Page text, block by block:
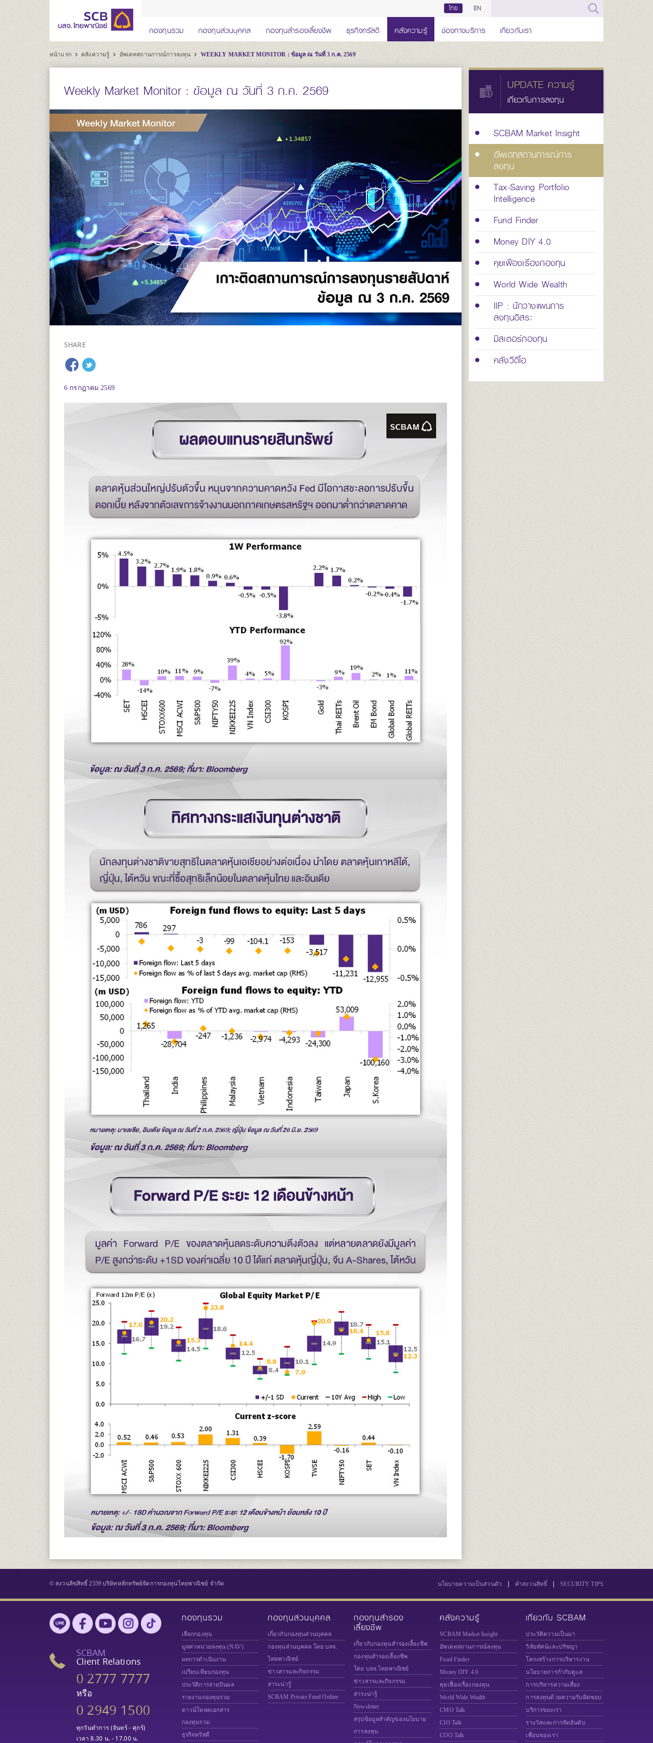
ไทย EN
กองทุนรวม กองทุนส่วนบุคคล กองทุนสำรองเลี้ยงชีพ ธุรกิจทรัสตี คลังความรู้ ช่องทางบริการ เกี่ยวกับเรา
หน้าแรก คลังความรู้ อัพเดทสถานการณ์การลงทุน WEEKLY MARKET MONITOR : ข้อมูล ณ วันที่ 3 ก.ค. 2569
Weekly Market Monitor : ข้อมูล ณ วันที่ 3 ก.ค. 2569
SHARE
6 กรกฎาคม 2569
UPDATE ความรู้
เกี่ยวกับการลงทุน
SCBAM Market Insight
อัพเดทสถานการณ์การ
ลงทุน
Tax-Saving Portfolio
Intelligence
Fund Finder
Money DIY 4.0
คุยเฟื่องเรื่องกองทุน
World Wide Wealth
IIP : นักวางแผนการ
ลงทุนอิสระ
มิสเตอร์กองทุน
คลังวีดีโอ
© สงวนลิขสิทธิ์ 2559 บริษัทหลักทรัพย์จัดการกองทุนไทยพาณิชย์ จำกัด นโยบายความเป็นส่วนตัว | คำสงวนสิทธิ์ | SECURITY TIPS
SCBAM
Client Relations
0 2777 7777
หรือ
0 2949 1500
ทุกวันทำการ (จันทร์ - ศุกร์)
เวลา 8.30 น. - 17.00 น.
กองทุนรวม
เลือกกองทุน
มูลค่าหน่วยลงทุน (NAV)
ผลการดำเนินงาน
เปรียบเทียบกองทุน
ประวัติการจ่ายปันผล
รายงานกองทุนรวม
ดาวน์โหลดเอกสาร
กองทุนรวม
ธุรกิจทรัสตี
กองทุนส่วนบุคคล
เกี่ยวกับกองทุนส่วนบุคคล
กองทุนส่วนบุคคล โดย บลจ.
ไทยพาณิชย์
ข่าวสารและกิจกรรม
สาระน่ารู้
SCBAM Private Fund Online
กองทุนสำรอง
เลี้ยงชีพ
เกี่ยวกับกองทุนสำรองเลี้ยงชีพ
กองทุนสำรองเลี้ยงชีพ
โดย บลจ.ไทยพาณิชย์
ข่าวสารและกิจกรรม
สาระน่ารู้
Newsletter
สรุปข้อมูลสำคัญของนโยบาย
การลงทุน
คลังความรู้
SCBAM Market Insight
อัพเดทสถานการณ์ลงทุน
Fund Finder
Money DIY 4.0
คุยเฟื่องเรื่องกองทุน
World Wide Wealth
CMO Talk
CIO Talk
COO Talk
เกี่ยวกับ SCBAM
ประวัติความเป็นมา
วิสัยทัศน์และปรัชญา
โครงสร้างการบริหารงาน
นโยบายการกำกับดูแล
การบริหารความเสี่ยง
การลงทุนด้วยความรับผิดชอบ
บริการของเรา
รางวัลและการจัดอันดับ
เพื่อนของเรา